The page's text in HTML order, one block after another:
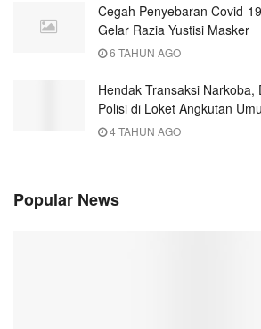
Cegah Penyebaran Covid-
Gelar Razia Yustisi Masker
6 TAHUN AGO
Hendak Transaksi
Polisi di Loket Angkutan
4 TAHUN AGO
Popular News